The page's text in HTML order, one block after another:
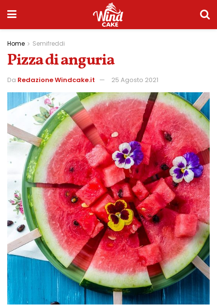
Home Semifreddi
Pizza di anguria
Da Redazione Windcake.it 25 Agosto 2021